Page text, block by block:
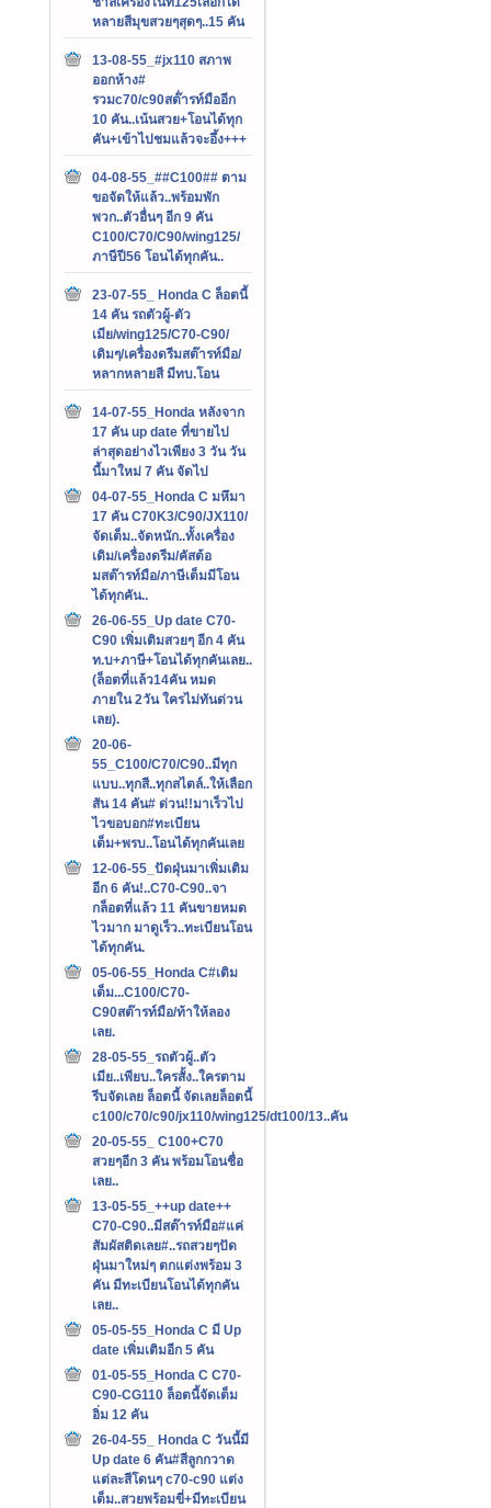
หลายสีมุขสวยๆสุดๆ..15 คัน
13-08-55_#jx110 สภาพ
ออกห้าง#
รวมc70/c90สต๊่ารท์มืออีก
10 คัน..เน้นสวย+โอนได้ทุก
คัน+เข้าไปชมแล้วจะอึ้ง+++
04-08-55_##C100## ตาม
ขอจัดให้แล้ว..พร้อมพัก
พวก..ตัวอื่นๆ อีก 9 คัน
C100/C70/C90/wing125/
ภาษีปี56 โอนได้ทุกคัน..
23-07-55_ Honda C ล็อตนี้
14 คัน รถตัวผู้-ตัว
เมีย/wing125/C70-C90/
เดิมๆ/เครื่องดรีมสต๊ารท์มือ/
หลากหลายสี มีทบ.โอน
14-07-55_Honda หลังจาก
17 คัน up date ที่ขายไป
ล่าสุดอย่างไวเพียง 3 วัน วัน
นี้มาใหม่ 7 คัน จัดไป
04-07-55_Honda C มหึมา
17 คัน C70K3/C90/JX110/
จัดเต็ม..จัดหนัก..ทั้งเครื่อง
เดิม/เครื่องดรีม/คัสต้อ
มสต๊ารท์มือ/ภาษีเต็มมีโอน
ได้ทุกคัน..
26-06-55_Up date C70-
C90 เพิ่มเติมสวยๆ อีก 4 คัน
ท.บ+ภาษี+โอนได้ทุกคันเลย..
(ล็อตที่แล้ว14คัน หมด
ภายใน 2วัน ใครไม่ทันด่วน
เลย).
20-06-
55_C100/C70/C90..มีทุก
แบบ..ทุกสี..ทุกสไตล์..ให้เลือก
สัน 14 คัน# ด่วน!!มาเร็วไป
ไวขอบอก#ทะเบียน
เต็ม+พรบ..โอนได้ทุกคันเลย
12-06-55_ปัดฝุ่นมาเพิ่มเติม
อีก 6 คัน!..C70-C90..จา
กล็อตที่แล้ว 11 คันขายหมด
ไวมาก มาดูเร็ว..ทะเบียนโอน
ได้ทุกคัน.
05-06-55_Honda C#เติม
เต็ม...C100/C70-
C90สต๊ารท์มือ/ท้าให้ลอง
เลย.
28-05-55_รถตัวผู้..ตัว
เมีย..เพียบ..ใครสั้ง..ใครตาม
รีบจัดเลย ล็อตนี้ จัดเลยล็อตนี้
c100/c70/c90/jx110/wing125/dt100/13..คัน
20-05-55_ C100+C70
สวยๆอีก 3 คัน พร้อมโอนชื่อ
เลย..
13-05-55_++up date++
C70-C90..มีสต๊ารท์มือ#แค่
สัมผัสติดเลย#..รถสวยๆปัด
ฝุ่นมาใหม่ๆ ตกแต่งพร้อม 3
คัน มีทะเบียนโอนได้ทุกคัน
เลย..
05-05-55_Honda C มี Up
date เพิ่มเติมอีก 5 คัน
01-05-55_Honda C C70-
C90-CG110 ล็อตนี้จัดเต็ม
อิ่ม 12 คัน
26-04-55_ Honda C วันนี้มี
Up date 6 คัน#สีลูกกวาด
แต่ละสีโดนๆ c70-c90 แต่ง
เต็ม..สวยพร้อมขี่+มีทะเบียน